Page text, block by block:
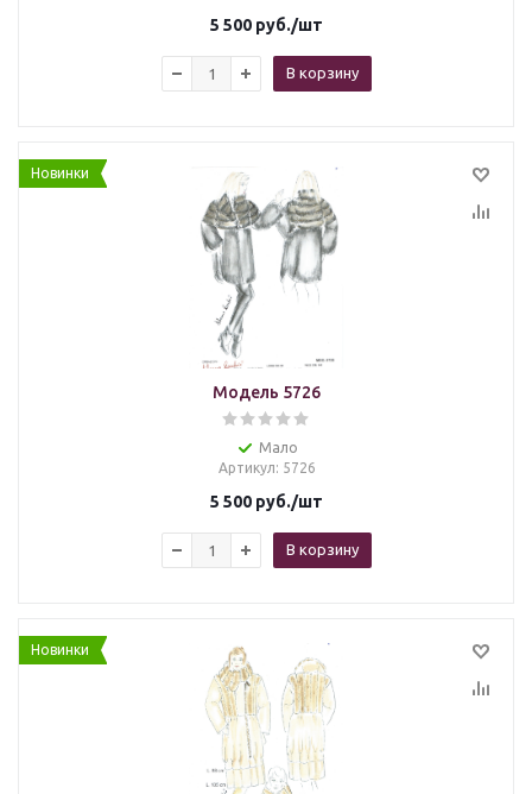
5 500 руб./шт
В корзину
Новинки
Модель 5726
Мало
Артикул: 5726
5 500 руб./шт
В корзину
Новинки